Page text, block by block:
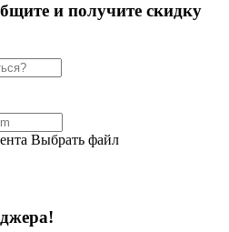
и получите скидку
Выбрать файл